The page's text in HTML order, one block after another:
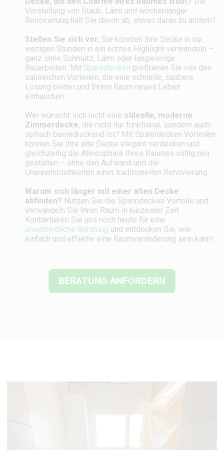
Vorstellung von Staub, Lärm und wochenlanger
Renovierung hält Sie davon ab, etwas daran zu ändern?
Stellen Sie sich vor, Sie könnten Ihre Decke in nur
wenigen Stunden in ein echtes Highlight verwandeln –
ganz ohne Schmutz, Lärm oder langwierige
Bauarbeiten. Mit Spanndecken profitieren Sie von den
zahlreichen Vorteilen, die eine schnelle, saubere
Lösung bieten und Ihrem Raum neues Leben
einhauchen.
Wer wünscht sich nicht eine stilvolle, moderne
Zimmerdecke, die nicht nur funktional, sondern auch
optisch beeindruckend ist? Mit Spanndecken Vorteilen
können Sie Ihre alte Decke elegant verdecken und
gleichzeitig die Atmosphäre Ihres Raumes völlig neu
gestalten – ohne den Aufwand und die
Unannehmlichkeiten einer traditionellen Renovierung.
Warum sich länger mit einer alten Decke
abfinden? Nutzen Sie die Spanndecken Vorteile und
verwandeln Sie Ihren Raum in kürzester Zeit.
Kontaktieren Sie uns noch heute für eine
unverbindliche Beratung und entdecken Sie, wie
einfach und effektiv eine Raumveränderung sein kann!
BERATUNG ANFORDERN